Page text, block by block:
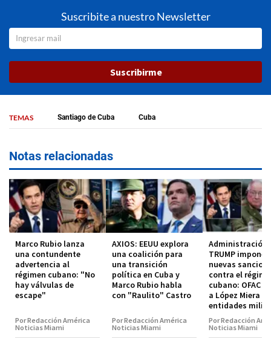
Suscribite a nuestro Newsletter
Suscribirme
TEMAS Santiago de Cuba Cuba
Notas relacionadas
Marco Rubio lanza
una contundente
advertencia al
régimen cubano: "No
hay válvulas de
escape"
Por Redacción América
Noticias Miami
AXIOS: EEUU explora
una coalición para
una transición
política en Cuba y
Marco Rubio habla
con "Raulito" Castro
Por Redacción América
Noticias Miami
Administración
TRUMP impone
nuevas
contra el
cubano: OFAC
a López Miera y
entidades
Por Redacción
Noticias Miami